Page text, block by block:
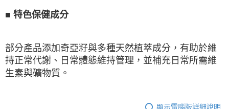
■ 特色保健成分
部分產品添加奇亞籽與多種天然植萃成分，有助於維
持正常代謝、日常體態維持管理，並補充日常所需維
生素與礦物質。
顯示電腦版詳細說明